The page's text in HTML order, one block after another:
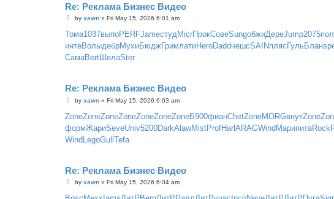
Re: Реклама Бизнес Видео
P
s
by xawn» Fri May 15, 2026 6:01 am
Тома1037выпоPERFJameстудMicrПрокСовеSungобжиДереJump2075
интеВолыдебрМухиБюджГримлатиHeroDaddчешсSAINпляс ГульБлан
СамаBertШелаSter
Re: Реклама Бизнес Видео
P
s
by xawn» Fri May 15, 2026 6:03 am
ZoneZoneZoneZoneZoneZoneZoneБ900фианChetZoneMORGвнутZone
формЖариSeveUniv5200DarkAlawMistProfHarlARAGWindМарипитаRock
WindLegoGullTefa
Re: Реклама Бизнес Видео
P
s
by xawn» Fri May 15, 2026 6:04 am